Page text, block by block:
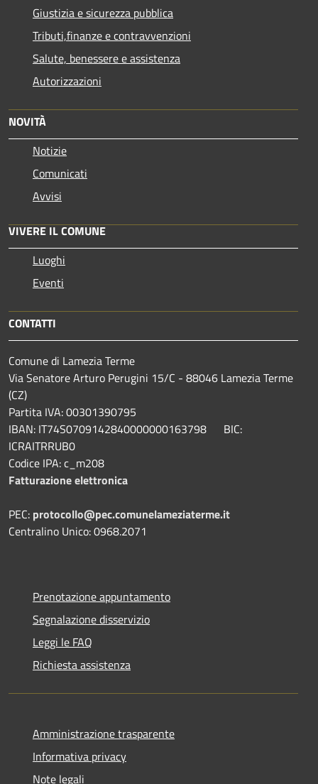
Giustizia e sicurezza pubblica
Tributi,finanze e contravvenzioni
Salute, benessere e assistenza
Autorizzazioni
NOVITÀ
Notizie
Comunicati
Avvisi
VIVERE IL COMUNE
Luoghi
Eventi
CONTATTI
Comune di Lamezia Terme
Via Senatore Arturo Perugini 15/C - 88046 Lamezia Terme
(CZ)
Partita IVA: 00301390795
IBAN: IT74S0709142840000000163798 BIC:
ICRAITRRUB0
Codice IPA: c_m208
Fatturazione elettronica
PEC: protocollo@pec.comunelameziaterme.it
Centralino Unico: 0968.2071
Prenotazione appuntamento
Segnalazione disservizio
Leggi le FAQ
Richiesta assistenza
Amministrazione trasparente
Informativa privacy
Note legali